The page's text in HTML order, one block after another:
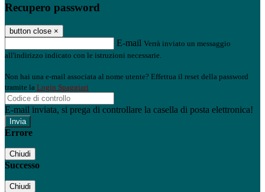
Recupero password
button close ×
E-mail Verrà inviato un messaggio
all'indirizzo indicato con le istruzioni necessarie.
Non hai una e-mail associata al nome utente? Effettua il reset della password
tramite la Login Spaggiari
E-mail inviata, si prega di controllare la casella di posta elettronica!
Errore
Chiudi
Successo
Chiudi